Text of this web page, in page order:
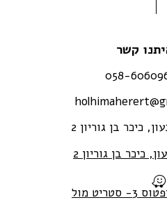
קשר
058-
כיכר בן גוריון 2
כיכר בן גוריון 2
מול